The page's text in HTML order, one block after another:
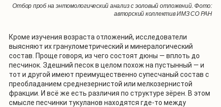
Отбор проб на энтомологический анализ с эоловый отложений. Фото:
авторский коллектив ИМЗ СО РАН
Кроме изучения возраста отложений, исследователи
выясняют их гранулометрический и минералогический
состав. Проще говоря, из чего состоят дюны — вплоть до
песчинок. Здешний песок в целом похож на пустынный — и
тот и другой имеют преимущественно супесчаный состав с
преобладанием среднезернистой или мелкозернистой
фракции. И всё же есть различия по структуре зёрен. В этом
смысле песчинки тукуланов находятся где-то между